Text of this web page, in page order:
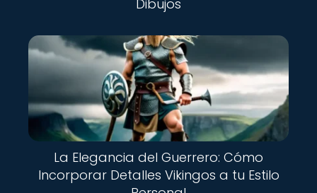
Dibujos
La Elegancia del Guerrero: Cómo
Incorporar Detalles Vikingos a tu Estilo